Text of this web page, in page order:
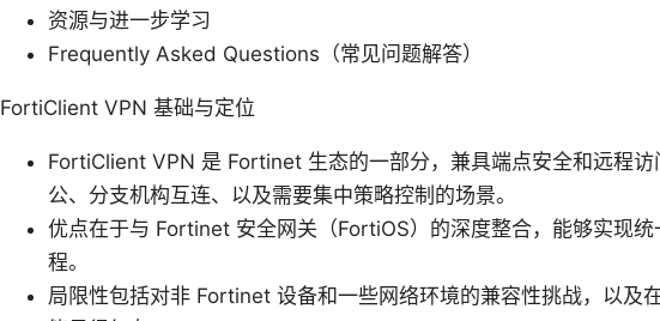
资源与进一步学习
Frequently Asked Questions（常见问题解答）
FortiClient VPN 基础与定位
FortiClient VPN 是 Fortinet 生态的一部分，兼具端点安全和远程
公、分支机构互连、以及需要集中策略控制的场景。
优点在于与 Fortinet 安全网关（FortiOS）的深度整合，能够实现
程。
局限性包括对非 Fortinet 设备和一些网络环境的兼容性挑战，以及